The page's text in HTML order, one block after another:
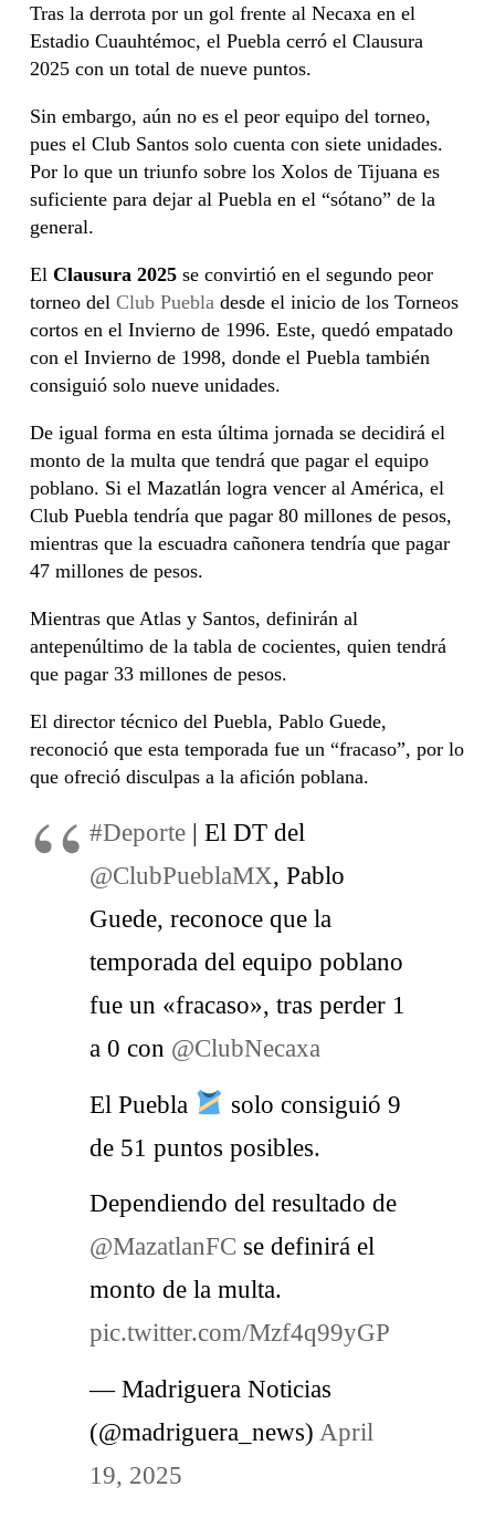
Tras la derrota por un gol frente al Necaxa en el
Estadio Cuauhtémoc, el Puebla cerró el Clausura
2025 con un total de nueve puntos.
Sin embargo, aún no es el peor equipo del torneo,
pues el Club Santos solo cuenta con siete unidades.
Por lo que un triunfo sobre los Xolos de Tijuana es
suficiente para dejar al Puebla en el “sótano” de la
general.
El Clausura 2025 se convirtió en el segundo peor
torneo del Club Puebla desde el inicio de los Torneos
cortos en el Invierno de 1996. Este, quedó empatado
con el Invierno de 1998, donde el Puebla también
consiguió solo nueve unidades.
De igual forma en esta última jornada se decidirá el
monto de la multa que tendrá que pagar el equipo
poblano. Si el Mazatlán logra vencer al América, el
Club Puebla tendría que pagar 80 millones de pesos,
mientras que la escuadra cañonera tendría que pagar
47 millones de pesos.
Mientras que Atlas y Santos, definirán al
antepenúltimo de la tabla de cocientes, quien tendrá
que pagar 33 millones de pesos.
El director técnico del Puebla, Pablo Guede,
reconoció que esta temporada fue un “fracaso”, por lo
que ofreció disculpas a la afición poblana.
#Deporte | El DT del
@ClubPueblaMX, Pablo
Guede, reconoce que la
temporada del equipo poblano
fue un «fracaso», tras perder 1
a 0 con @ClubNecaxa
El Puebla
solo consiguió 9
de 51 puntos posibles.
Dependiendo del resultado de
@MazatlanFC se definirá el
monto de la multa.
pic.twitter.com/Mzf4q99yGP
— Madriguera Noticias
(@madriguera_news) April
19, 2025